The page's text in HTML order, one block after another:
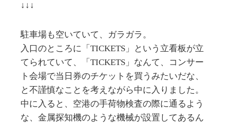
↓↓↓
駐車場も空いていて、ガラガラ。
入口のところに「TICKETS」という立看板が立
てられていて、「TICKETS」なんて、コンサー
ト会場で当日券のチケットを買うみたいだな、
と不謹慎なことを考えながら中に入りました。
中に入ると、空港の手荷物検査の際に通るよう
な、金属探知機のような機械が設置してあるん